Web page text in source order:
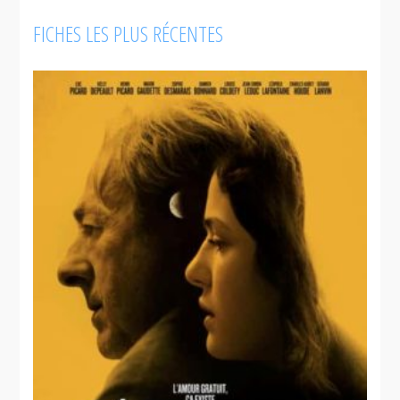
FICHES LES PLUS RÉCENTES